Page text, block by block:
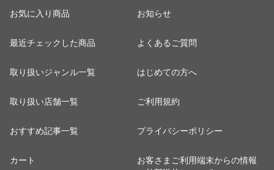
お気に入り商品
最近チェックした商品
取り扱いジャンル一覧
取り扱い店舗一覧
おすすめ記事一覧
カート
お知らせ
よくあるご質問
はじめての方へ
ご利用規約
プライバシーポリシー
お客さまご利用端末からの情報